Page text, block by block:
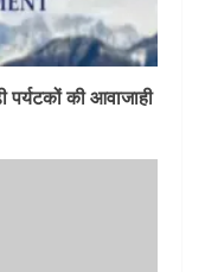
की आवाजाही